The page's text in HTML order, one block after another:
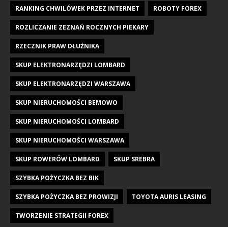
RANKING CHWILÓWEK PRZEZ INTERNET ROBOTY FOREX
ROZLICZANIE ZEZNAŃ ROCZNYCH PIEKARY
RZECZNIK PRAW DŁUŻNIKA
SKUP ELEKTRONARZĘDZI LOMBARD
SKUP ELEKTRONARZĘDZI WARSZAWA
SKUP NIERUCHOMOŚCI BEMOWO
SKUP NIERUCHOMOŚCI LOMBARD
SKUP NIERUCHOMOŚCI WARSZAWA
SKUP ROWERÓW LOMBARD SKUP SREBRA
SZYBKA POŻYCZKA BEZ BIK
SZYBKA POŻYCZKA BEZ PROWIZJI TOYOTA AURIS LEASING
TWORZENIE STRATEGII FOREX